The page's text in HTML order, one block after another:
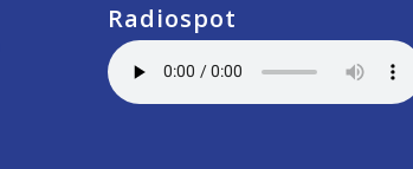
Radiospot